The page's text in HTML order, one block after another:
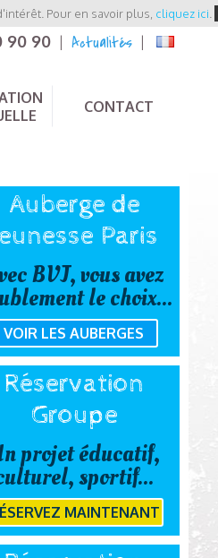
Pour en savoir plus, cliquez ici
90 90 Actualités
CONTACT
Auberge de
Paris
BVJ, vous avez
le choix...
VOIR LES AUBERGES
Réservation
Groupe
projet éducatif,
sportif...
MAINTENANT